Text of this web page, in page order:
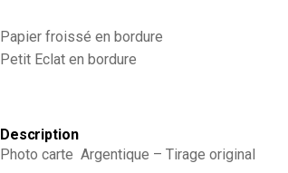
-
Tranchée
Belgique
-
Papier froissé en bordure
Petit Eclat en bordure
Description
Photo carte Argentique – Tirage original